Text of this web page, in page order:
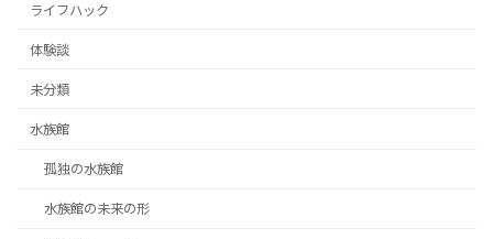
ライフハック
体験談
未分類
水族館
孤独の水族館
水族館の未来の形